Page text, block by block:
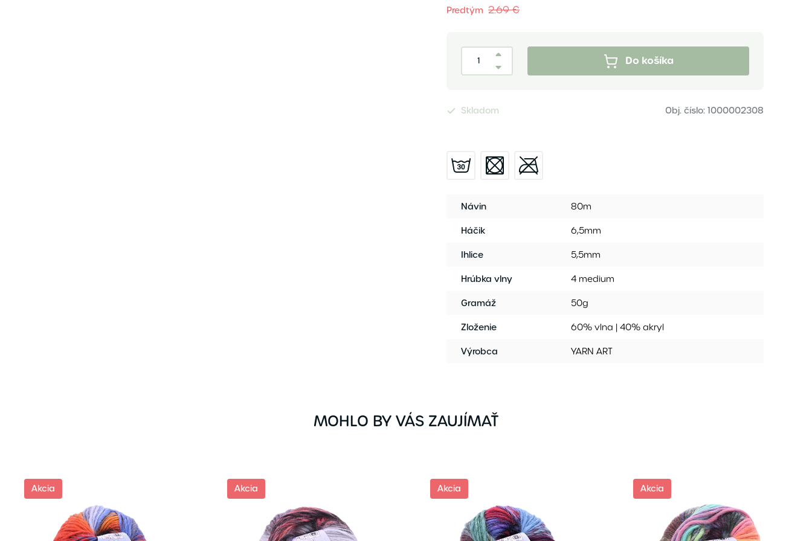
Predtým 2.69 €
Do košíka
Skladom Obj. číslo: 1000002308
Návin
80m
Háčik
6,5mm
Ihlice
5,5mm
Hrúbka vlny
4 medium
Gramáž
50g
Zloženie
60% vlna | 40% akryl
Výrobca
YARN ART
MOHLO BY VÁS ZAUJÍMAŤ
Akcia Akcia Akcia Akcia